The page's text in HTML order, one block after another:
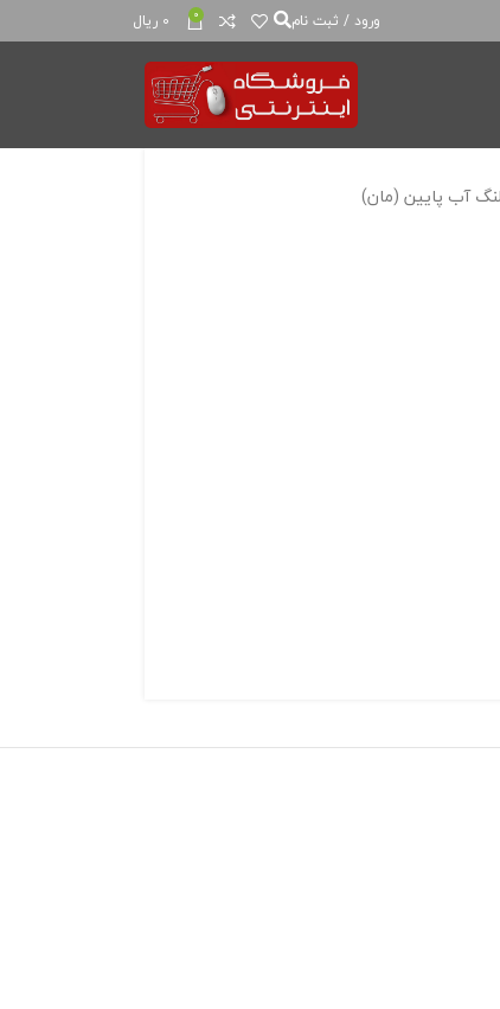
ورود / ثبت نام 0
0 ریال
آب پایین (مان)